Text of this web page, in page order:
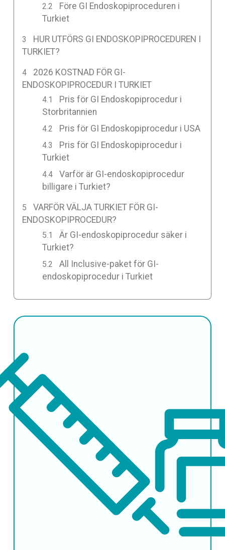
Före GI Endoskopiproceduren i
Turkiet
HUR UTFÖRS GI ENDOSKOPIPROCEDUREN I
TURKIET?
2026 KOSTNAD FÖR GI-
ENDOSKOPIPROCEDUR I TURKIET
Pris för GI Endoskopiprocedur i
Storbritannien
Pris för GI Endoskopiprocedur i USA
Pris för GI Endoskopiprocedur i
Turkiet
Varför är GI-endoskopiprocedur
billigare i Turkiet?
VARFÖR VÄLJA TURKIET FÖR GI-
ENDOSKOPIPROCEDUR?
Är GI-endoskopiprocedur säker i
Turkiet?
All Inclusive-paket för GI-
endoskopiprocedur i Turkiet